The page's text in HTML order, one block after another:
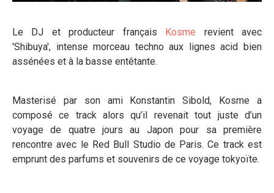
Le DJ et producteur français Kosme revient avec
'Shibuya', intense morceau techno aux lignes acid bien
assénées et à la basse entêtante.
Masterisé par son ami Konstantin Sibold, Kosme a
composé ce track alors qu’il revenait tout juste d’un
voyage de quatre jours au Japon pour sa première
rencontre avec le Red Bull Studio de Paris. Ce track est
emprunt des parfums et souvenirs de ce voyage tokyoïte.